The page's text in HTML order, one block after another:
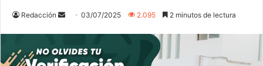
Redacción
Send03/07/2025 2.095 2 minutos de lectura